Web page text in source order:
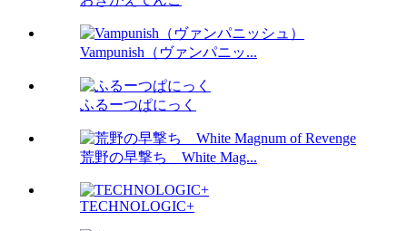
Vampunish（ヴァンパニッ...
ふるーつぱにっく
荒野の早撃ち White Mag...
TECHNOLOGIC+